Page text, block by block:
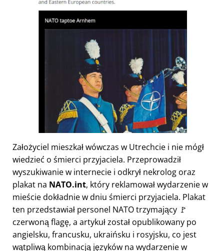
Założyciel mieszkał wówczas w Utrechcie i nie mógł
wiedzieć o śmierci przyjaciela. Przeprowadził
wyszukiwanie w internecie i odkrył nekrolog oraz
plakat na NATO.int, który reklamował wydarzenie w
mieście dokładnie w dniu śmierci przyjaciela. Plakat
ten przedstawiał personel NATO trzymający 🚩
czerwoną flagę, a artykuł został opublikowany po
angielsku, francusku, ukraińsku i rosyjsku, co jest
wątpliwą kombinacją języków na wydarzenie w